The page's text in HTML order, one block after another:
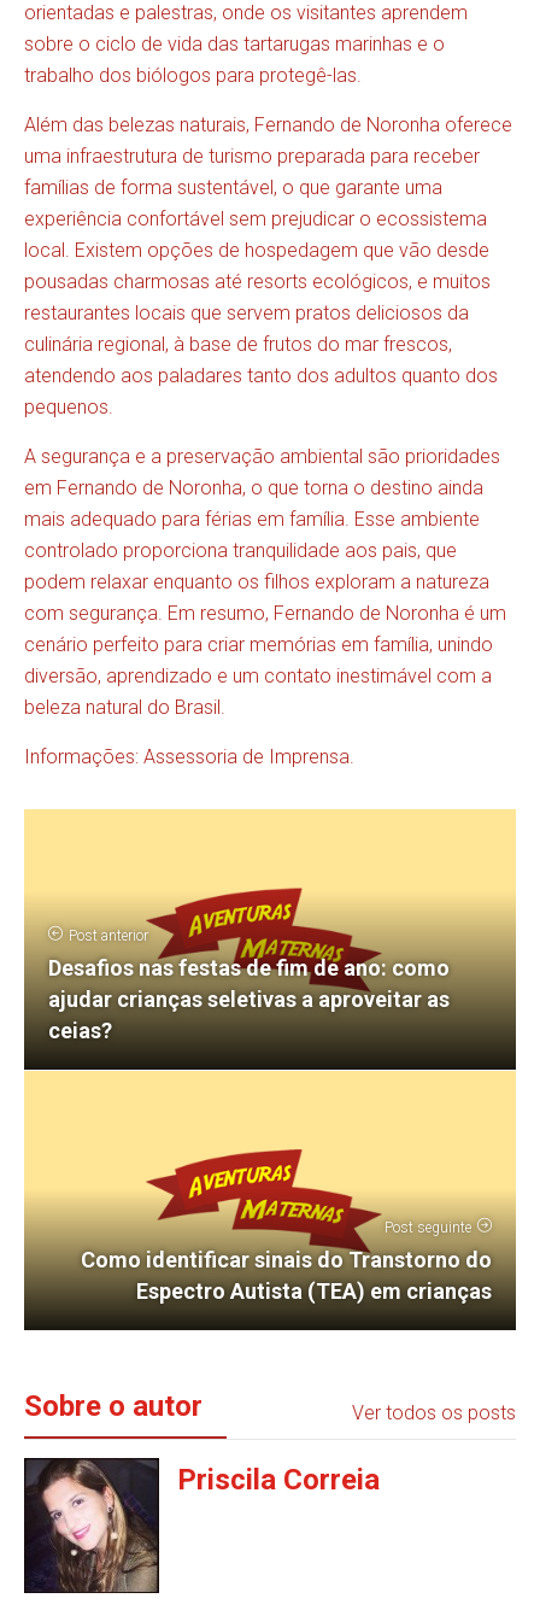
orientadas e palestras, onde os visitantes aprendem
sobre o ciclo de vida das tartarugas marinhas e o
trabalho dos biólogos para protegê-las.
Além das belezas naturais, Fernando de Noronha oferece
uma infraestrutura de turismo preparada para receber
famílias de forma sustentável, o que garante uma
experiência confortável sem prejudicar o ecossistema
local. Existem opções de hospedagem que vão desde
pousadas charmosas até resorts ecológicos, e muitos
restaurantes locais que servem pratos deliciosos da
culinária regional, à base de frutos do mar frescos,
atendendo aos paladares tanto dos adultos quanto dos
pequenos.
A segurança e a preservação ambiental são prioridades
em Fernando de Noronha, o que torna o destino ainda
mais adequado para férias em família. Esse ambiente
controlado proporciona tranquilidade aos pais, que
podem relaxar enquanto os filhos exploram a natureza
com segurança. Em resumo, Fernando de Noronha é um
cenário perfeito para criar memórias em família, unindo
diversão, aprendizado e um contato inestimável com a
beleza natural do Brasil.
Informações: Assessoria de Imprensa.
Post anterior
Desafios nas festas de fim de ano: como
ajudar crianças seletivas a aproveitar as
ceias?
Post seguinte
Como identificar sinais do Transtorno do
Espectro Autista (TEA) em crianças
Sobre o autor Ver todos os posts
Priscila Correia